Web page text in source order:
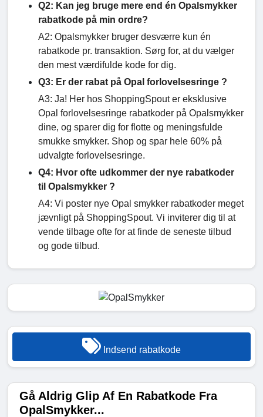
Q2: Kan jeg bruge mere end én Opalsmykker
rabatkode på min ordre?
A2: Opalsmykker bruger desværre kun én
rabatkode pr. transaktion. Sørg for, at du vælger
den mest værdifulde kode for dig.
Q3: Er der rabat på Opal forlovelsesringe ?
A3: Ja! Her hos ShoppingSpout er eksklusive
Opal forlovelsesringe rabatkoder på Opalsmykker
dine, og sparer dig for flotte og meningsfulde
smukke smykker. Shop og spar hele 60% på
udvalgte forlovelsesringe.
Q4: Hvor ofte udkommer der nye rabatkoder
til Opalsmykker ?
A4: Vi poster nye Opal smykker rabatkoder meget
jævnligt på ShoppingSpout. Vi inviterer dig til at
vende tilbage ofte for at finde de seneste tilbud
og gode tilbud.
Indsend rabatkode
Gå Aldrig Glip Af En Rabatkode Fra
OpalSmykker...